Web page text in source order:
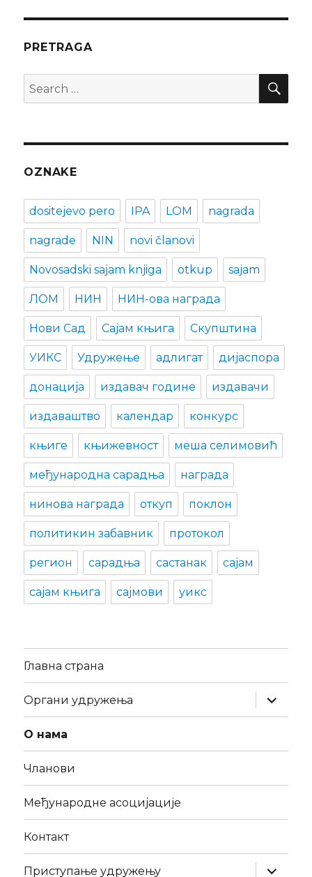
PRETRAGA
Search
for:
OZNAKE
dositejevo pero IPA LOM nagrada
nagrade NIN novi članovi
Novosadski sajam knjiga otkup sajam
ЛОМ НИН НИН-ова награда
Нови Сад Сајам књига Скупштина
УИКС Удружење адлигат дијаспора
донација издавач године издавачи
издаваштво календар конкурс
књиге књижевност меша селимовић
међународна сарадња награда
нинова награда откуп поклон
политикин забавник протокол
регион сарадња састанак сајам
сајам књига сајмови уикс
Главна страна
Органи удружења
expand
child
menu
О нама
Чланови
Међународне асоцијације
Контакт
Приступање удружењу
expand